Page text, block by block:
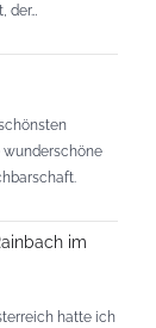
der…
wunderschöne
im
hatte ich